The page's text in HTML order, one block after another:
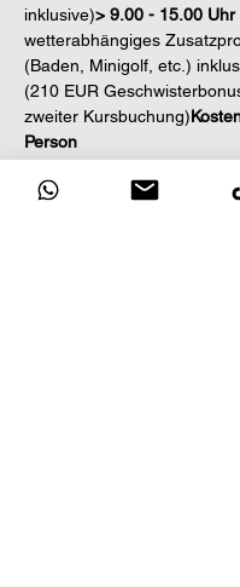
inklusive)> 9.00 - 15.00 Uhr
wetterabhängiges
(Baden, Minigolf, etc.)
(210 EUR
zweiter Kursbuchung)
Person